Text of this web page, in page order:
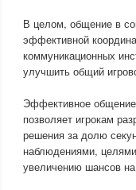
В целом, общение в
эффективной
коммуникационных
улучшить общий
Эффективное
позволяет игрокам
решения за долю
наблюдениями,
увеличению шансов